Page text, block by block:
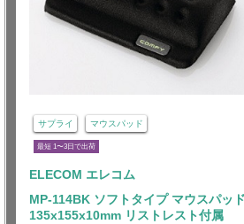
サプライ マウスパッド
最短 1〜3日で出荷
ELECOM エレコム
MP-114BK ソフトタイプ マウスパッ
135x155x10mm リストレスト付属